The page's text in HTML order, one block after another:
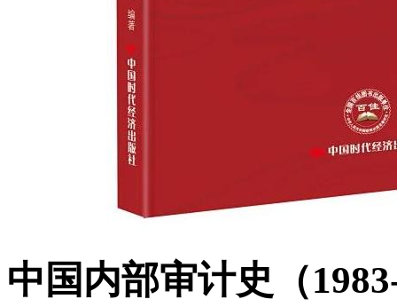
中国内部审计史（